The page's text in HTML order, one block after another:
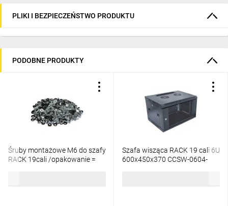
PLIKI I BEZPIECZEŃSTWO PRODUKTU
PODOBNE PRODUKTY
Śruby montażowe M6 do szafy
RACK 19cali /opakowanie =
Szafa wisząca RACK 19 cali 6U
600x450x370 CCSW-0604-